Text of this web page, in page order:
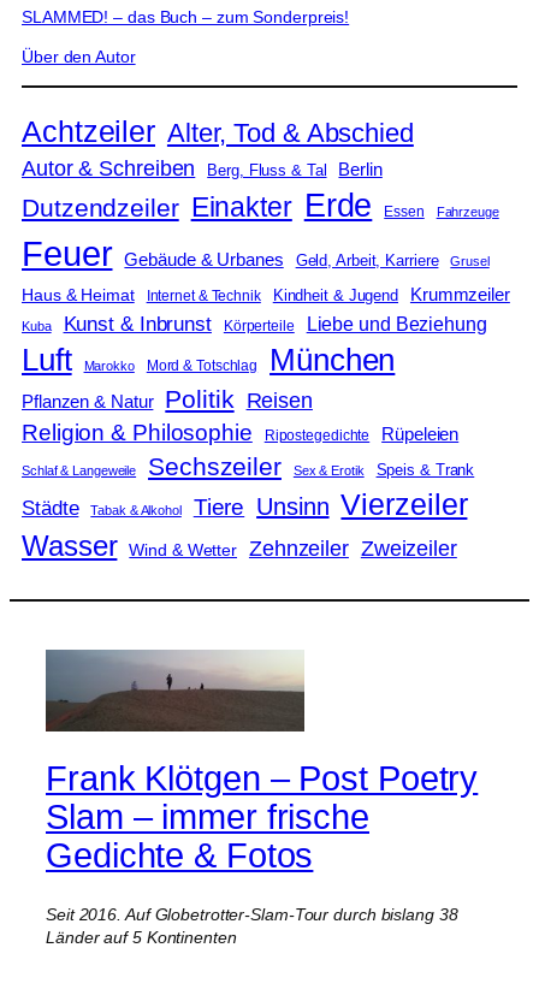
SLAMMED! – das Buch – zum Sonderpreis!
Über den Autor
Achtzeiler Alter, Tod & Abschied
Autor & Schreiben Berg, Fluss & Tal Berlin
Dutzendzeiler Einakter Erde Essen Fahrzeuge
Feuer Gebäude & Urbanes Geld, Arbeit, Karriere Grusel
Haus & Heimat Internet & Technik Kindheit & Jugend Krummzeiler
Kuba Kunst & Inbrunst Körperteile Liebe und Beziehung
Luft Marokko Mord & Totschlag München
Pflanzen & Natur Politik Reisen
Religion & Philosophie Ripostegedichte Rüpeleien
Schlaf & Langeweile Sechszeiler Sex & Erotik Speis & Trank
Städte Tabak & Alkohol Tiere Unsinn Vierzeiler
Wasser Wind & Wetter Zehnzeiler Zweizeiler
Frank Klötgen – Post Poetry
Slam – immer frische
Gedichte & Fotos
Seit 2016. Auf Globetrotter-Slam-Tour durch bislang 38
Länder auf 5 Kontinenten